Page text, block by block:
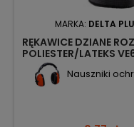
MARKA: DELTA
RĘKAWICE DZIANE
POLIESTER/LATEKS
Nauszniki